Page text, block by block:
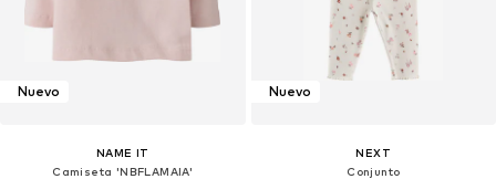
Nuevo
NAME IT
Camiseta 'NBFLAMAIA'
Nuevo
NEXT
Conjunto